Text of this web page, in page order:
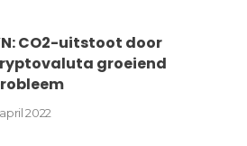
CO2-uitstoot door
groeiend
2022